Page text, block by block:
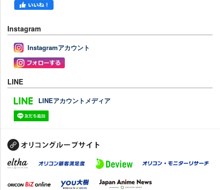
Instagram
Instagramアカウント
LINE
LINEアカウントメディア